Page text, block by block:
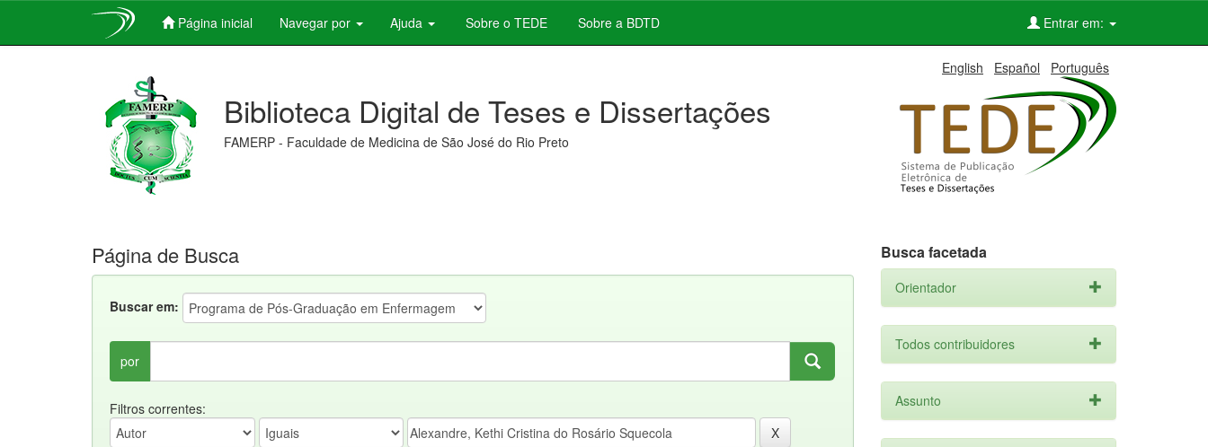
Página inicial Navegar por Ajuda Sobre o TEDE Sobre a BDTD Entrar em:
English Español Português
Biblioteca Digital de Teses e Dissertações
FAMERP - Faculdade de Medicina de São José do Rio Preto
Página de Busca
Buscar em:
por
Filtros correntes:
Busca facetada
Orientador
Todos contribuidores
Assunto